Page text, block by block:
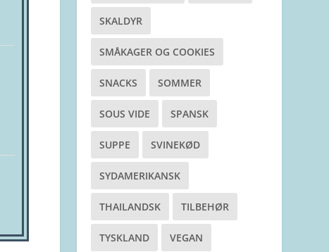
SKALDYR
SMÅKAGER OG COOKIES
SNACKS SOMMER
SOUS VIDE SPANSK
SUPPE SVINEKØD
SYDAMERIKANSK
THAILANDSK TILBEHØR
TYSKLAND VEGAN